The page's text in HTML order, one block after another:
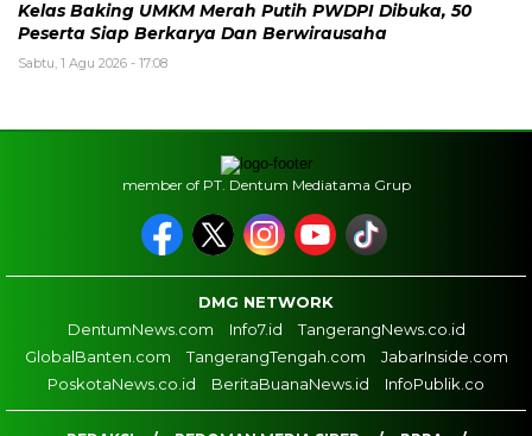
Kelas Baking UMKM Merah Putih PWDPI Dibuka, 50
Peserta Siap Berkarya Dan Berwirausaha
Sabtu, 1 Agu 2026 - 17:08
member of PT. Dentum Mediatama Grup
DMG NETWORK
DentumNews.com
Info7.id
TangerangNews.co.id
GlobalBanten.com
TangerangTengah.com
JabarInside.com
PoskotaNews.co.id
BeritaBuanaNews.id InfoPublik.co